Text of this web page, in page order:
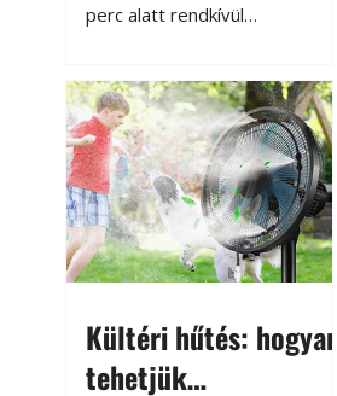
perc alatt rendkívül
megközelítheti. Ez nemcsak a
beszállást teszi kellemetlenné,
hanem az autó állapotára és a
benne hagyott tárgyakra is
káros hatással lehet. Néhány
egyszerű óvintézkedéssel
azonban jelentősen
csökkenthetjük a hőség káros
Kültéri hűtés: hogyan
tehetjük